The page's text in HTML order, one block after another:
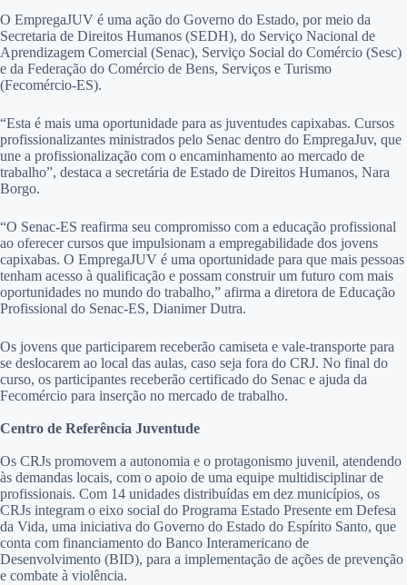
O EmpregaJUV é uma ação do Governo do Estado, por meio da
Secretaria de Direitos Humanos (SEDH), do Serviço Nacional de
Aprendizagem Comercial (Senac), Serviço Social do Comércio (Sesc)
e da Federação do Comércio de Bens, Serviços e Turismo
(Fecomércio-ES).
“Esta é mais uma oportunidade para as juventudes capixabas. Cursos
profissionalizantes ministrados pelo Senac dentro do EmpregaJuv, que
une a profissionalização com o encaminhamento ao mercado de
trabalho”, destaca a secretária de Estado de Direitos Humanos, Nara
Borgo.
“O Senac-ES reafirma seu compromisso com a educação profissional
ao oferecer cursos que impulsionam a empregabilidade dos jovens
capixabas. O EmpregaJUV é uma oportunidade para que mais pessoas
tenham acesso à qualificação e possam construir um futuro com mais
oportunidades no mundo do trabalho,” afirma a diretora de Educação
Profissional do Senac-ES, Dianimer Dutra.
Os jovens que participarem receberão camiseta e vale-transporte para
se deslocarem ao local das aulas, caso seja fora do CRJ. No final do
curso, os participantes receberão certificado do Senac e ajuda da
Fecomércio para inserção no mercado de trabalho.
Centro de Referência Juventude
Os CRJs promovem a autonomia e o protagonismo juvenil, atendendo
às demandas locais, com o apoio de uma equipe multidisciplinar de
profissionais. Com 14 unidades distribuídas em dez municípios, os
CRJs integram o eixo social do Programa Estado Presente em Defesa
da Vida, uma iniciativa do Governo do Estado do Espírito Santo, que
conta com financiamento do Banco Interamericano de
Desenvolvimento (BID), para a implementação de ações de prevenção
e combate à violência.